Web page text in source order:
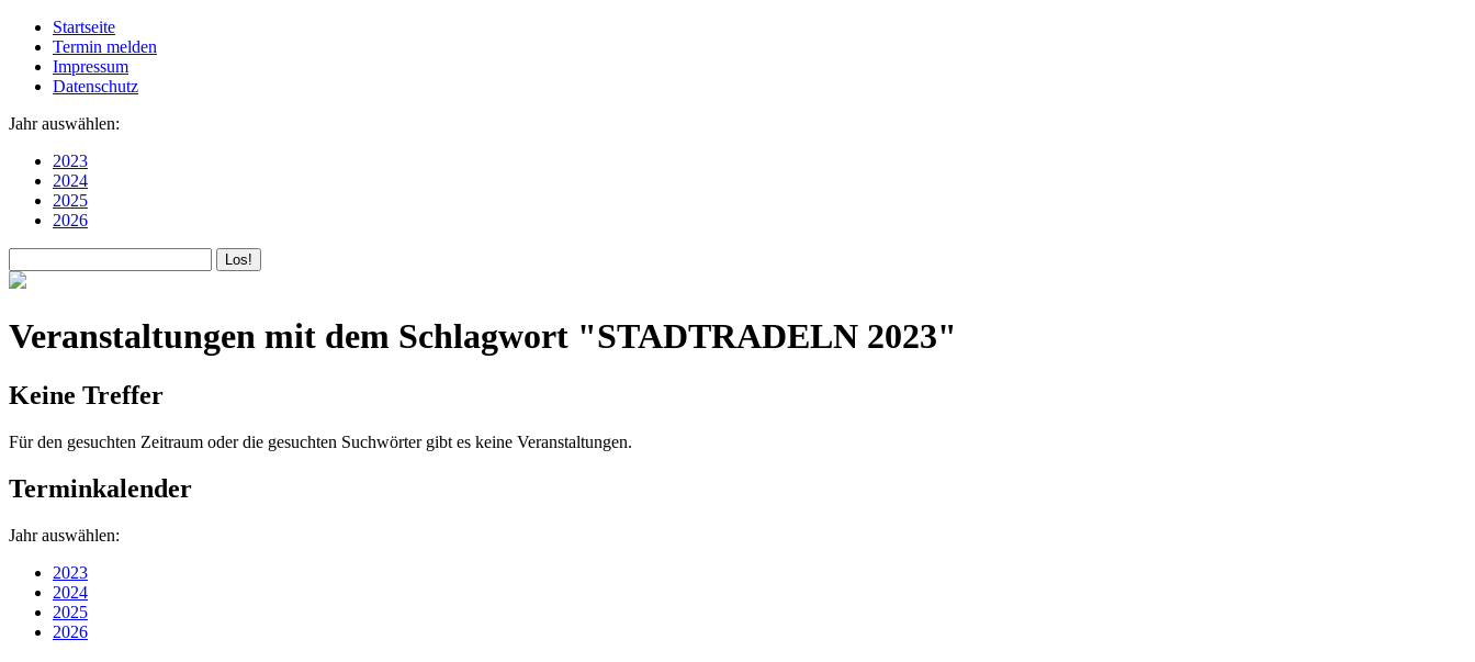
Startseite
Termin melden
Impressum
Datenschutz
Jahr auswählen:
2023
2024
2025
2026
Veranstaltungen mit dem Schlagwort "STADTRADELN 2023"
Keine Treffer
Für den gesuchten Zeitraum oder die gesuchten Suchwörter gibt es keine Veranstaltungen.
Terminkalender
Jahr auswählen:
2023
2024
2025
2026